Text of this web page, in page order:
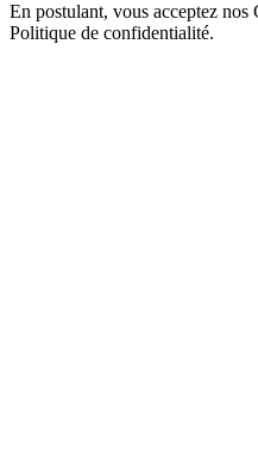
En postulant, vous acceptez
Politique de confidentialité.